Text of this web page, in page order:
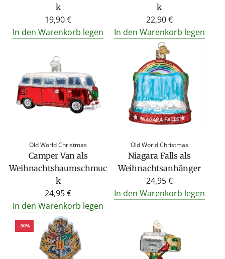
k
19,90 €
In den Warenkorb legen
k
22,90 €
In den Warenkorb legen
Old World Christmas
Camper Van als
Weihnachtsbaumschmuc
k
24,95 €
In den Warenkorb legen
Old World Christmas
Niagara Falls als
Weihnachtsanhänger
24,95 €
In den Warenkorb legen
-50%